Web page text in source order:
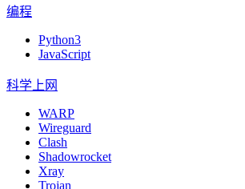
编程
Python3
JavaScript
科学上网
WARP
Wireguard
Clash
Shadowrocket
Xray
Trojan